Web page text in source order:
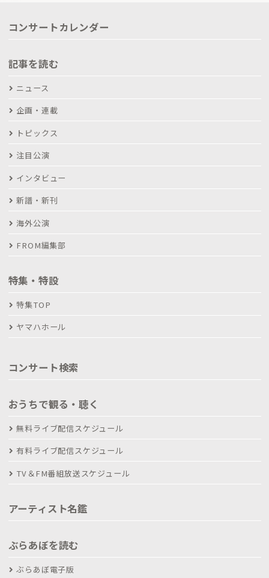
コンサートカレンダー
記事を読む
ニュース
企画・連載
トピックス
注目公演
インタビュー
新譜・新刊
海外公演
FROM編集部
特集・特設
特集TOP
ヤマハホール
コンサート検索
おうちで観る・聴く
無料ライブ配信スケジュール
有料ライブ配信スケジュール
TV＆FM番組放送スケジュール
アーティスト名鑑
ぶらあぼを読む
ぶらあぼ電子版